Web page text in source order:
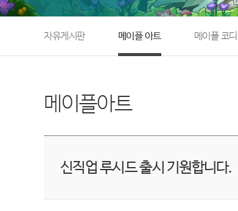
자유게시판 메이플 아트 메이플 코디
메이플아트
신직업 루시드 출시 기원합니다.